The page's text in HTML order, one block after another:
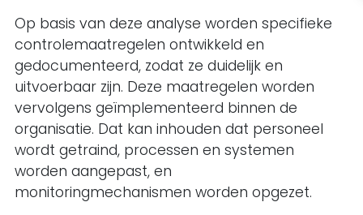
Op basis van deze analyse worden specifieke
controlemaatregelen ontwikkeld en
gedocumenteerd, zodat ze duidelijk en
uitvoerbaar zijn. Deze maatregelen worden
vervolgens geïmplementeerd binnen de
organisatie. Dat kan inhouden dat personeel
wordt getraind, processen en systemen
worden aangepast, en
monitoringmechanismen worden opgezet.